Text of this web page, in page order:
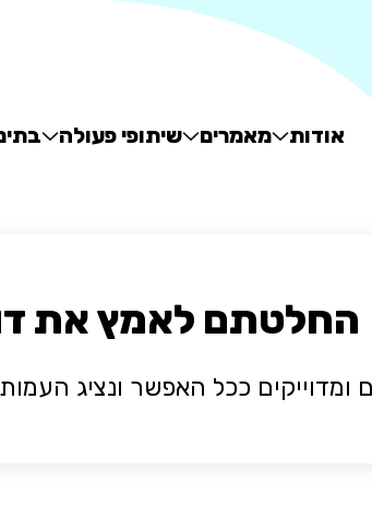
אודות מאמרים שיתופי פעולה
החלטתם לאמץ את
ומדוייקים ככל האפשר ונציג